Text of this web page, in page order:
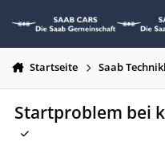
Startseite Saab
Startproblem bei